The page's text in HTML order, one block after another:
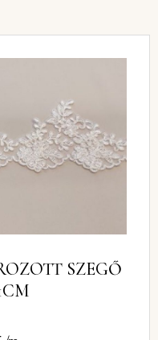
SZEGŐ